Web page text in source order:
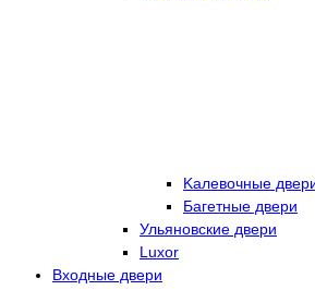
Kалевочные
Багетные двери
Ульяновские двери
Luxor
Входные двери